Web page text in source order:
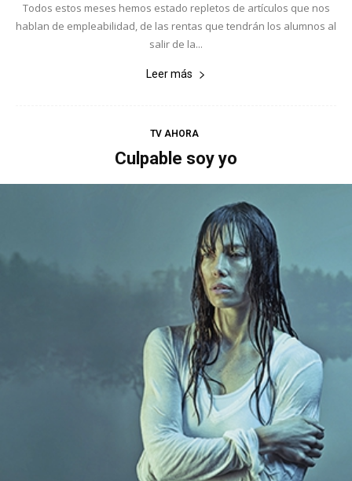
Todos estos meses hemos estado repletos de artículos que nos
hablan de empleabilidad, de las rentas que tendrán los alumnos al
salir de la...
Leer más
TV AHORA
Culpable soy yo